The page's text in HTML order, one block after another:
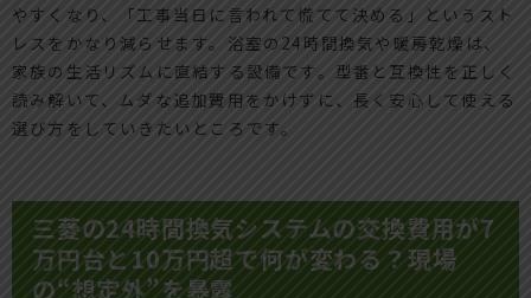
やすくなり、「工事当日に言われて慌てて決める」というスト
レスをかなり減らせます。浴室の24時間換気や暖房乾燥は、
家族の生活リズムに直結する設備です。型番と互換性を正しく
読み解いて、ムダな追加費用をかけずに、長く安心して使える
選び方をしていきたいところです。
三菱の24時間換気システムの交換費用が7
万円台と10万円超で何が変わる？現場
の“想定外”を暴露